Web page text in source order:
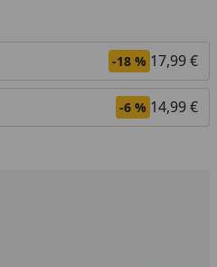
-18 % 17,99 €
-6 % 14,99 €
verringern
manuell eingeben
um eins erhöhen